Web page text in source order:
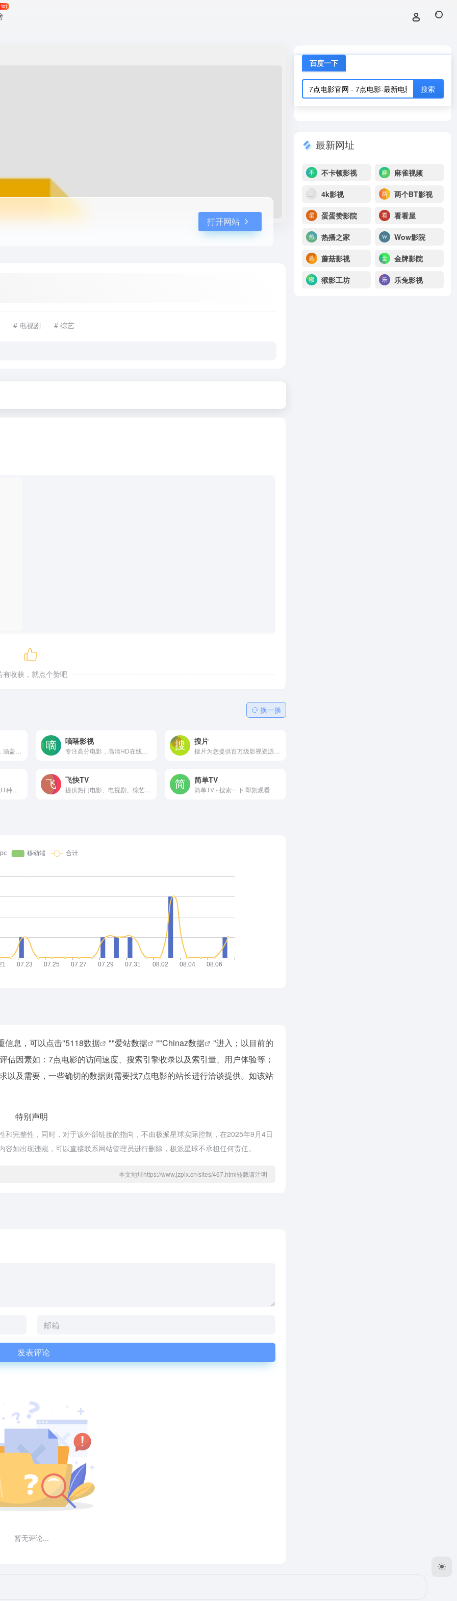
打开网站
# 电视剧 # 综艺
有收获，就点个赞吧
换一换
嘀嗒影视 搜片
两个BT免费为网友提交BT种子下载，免费电影资源下载，以及各种高清电影在线观看,最全的最新电视剧，最近上映热门电影下载。韩国电视剧、香港TVB电视剧、韩剧、日剧、美剧、动漫番剧。
飞快TV
提供热门电影、电视剧、综艺、动漫等视频，多线路无广告极速播放，支持手机电脑全平台观看和下载，更新快速、分类清晰，帮你告别片荒。
简单TV
简单TV - 搜索一下 即刻观看
信息，可以点击"5118数据 ""爱站数据 ""Chinaz数据
"进入；以目前的
因素如：7点电影的访问速度、搜索引擎收录以及索引量、用户体验等；
以及需要，一些确切的数据则需要找7点电影的站长进行洽谈提供。如该站
特别声明
完整性，同时，对于该外部链接的指向，不由极派星球实际控制，在2025年9月4日
如出现违规，可以直接联系网站管理员进行删除，极派星球不承担任何责任。
本文地址https://www.jzpix.cn/sites/467.html转载请注明
发表评论
暂无评论...
百度一下
最新网址
不卡顿影视 麻雀视频
4k影视 两个BT影视
蛋蛋赞影院 看看屋
热播之家 Wow影院
蘑菇影视 金牌影院
猴影工坊 乐兔影视